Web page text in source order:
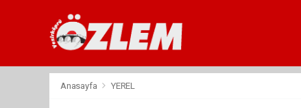
Anasayfa YEREL